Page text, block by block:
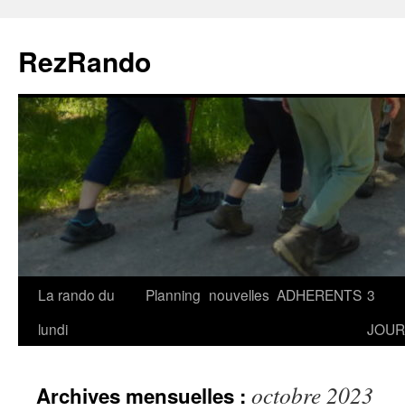
contenu
RezRando
La rando du
lundi
Planning nouvelles ADHERENTS 3
Archives mensuelles : octobre 2023